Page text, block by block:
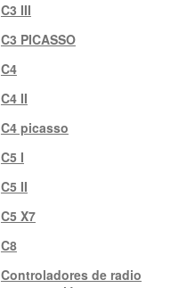
C3 III
C3 PICASSO
C4
C4 II
C4 picasso
C5 I
C5 II
C5 X7
C8
Controladores de radio